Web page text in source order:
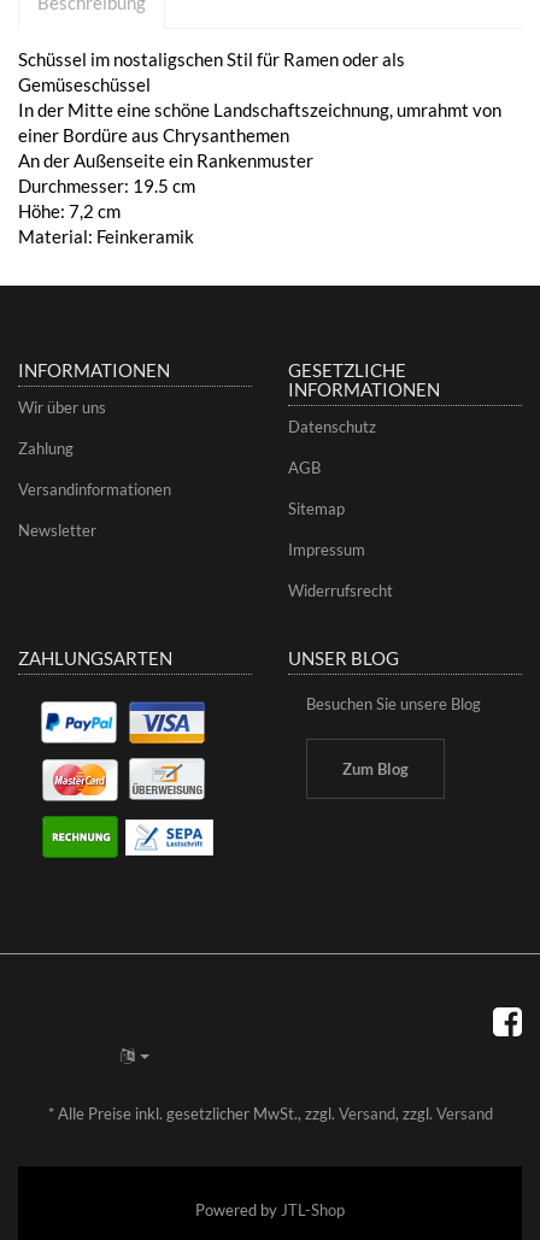
Schüssel im nostaligschen Stil für Ramen oder als
Gemüseschüssel
In der Mitte eine schöne Landschaftszeichnung, umrahmt von
einer Bordüre aus Chrysanthemen
An der Außenseite ein Rankenmuster
Durchmesser: 19.5 cm
Höhe: 7,2 cm
Material: Feinkeramik
INFORMATIONEN
Wir über uns
Zahlung
Versandinformationen
Newsletter
GESETZLICHE
INFORMATIONEN
Datenschutz
AGB
Sitemap
Impressum
Widerrufsrecht
ZAHLUNGSARTEN UNSER BLOG
Besuchen Sie unsere Blog
Zum Blog
*Alle Preise inkl. gesetzlicher MwSt., zzgl. Versand, zzgl. Versand
Powered by JTL-Shop